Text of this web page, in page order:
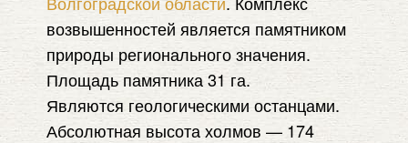
возвышенностей является памятником
природы регионального значения.
Площадь памятника 31 га.
Являются геологическими останцами.
Абсолютная высота холмов — 174